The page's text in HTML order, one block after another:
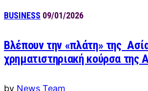
BUSINESS 09/01/2026
Βλέπουν την «πλάτη» της
χρηματιστηριακή κούρσα της
by News Team